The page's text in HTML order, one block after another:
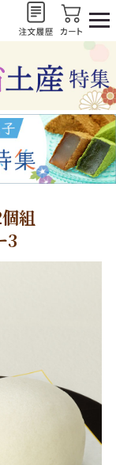
組
3